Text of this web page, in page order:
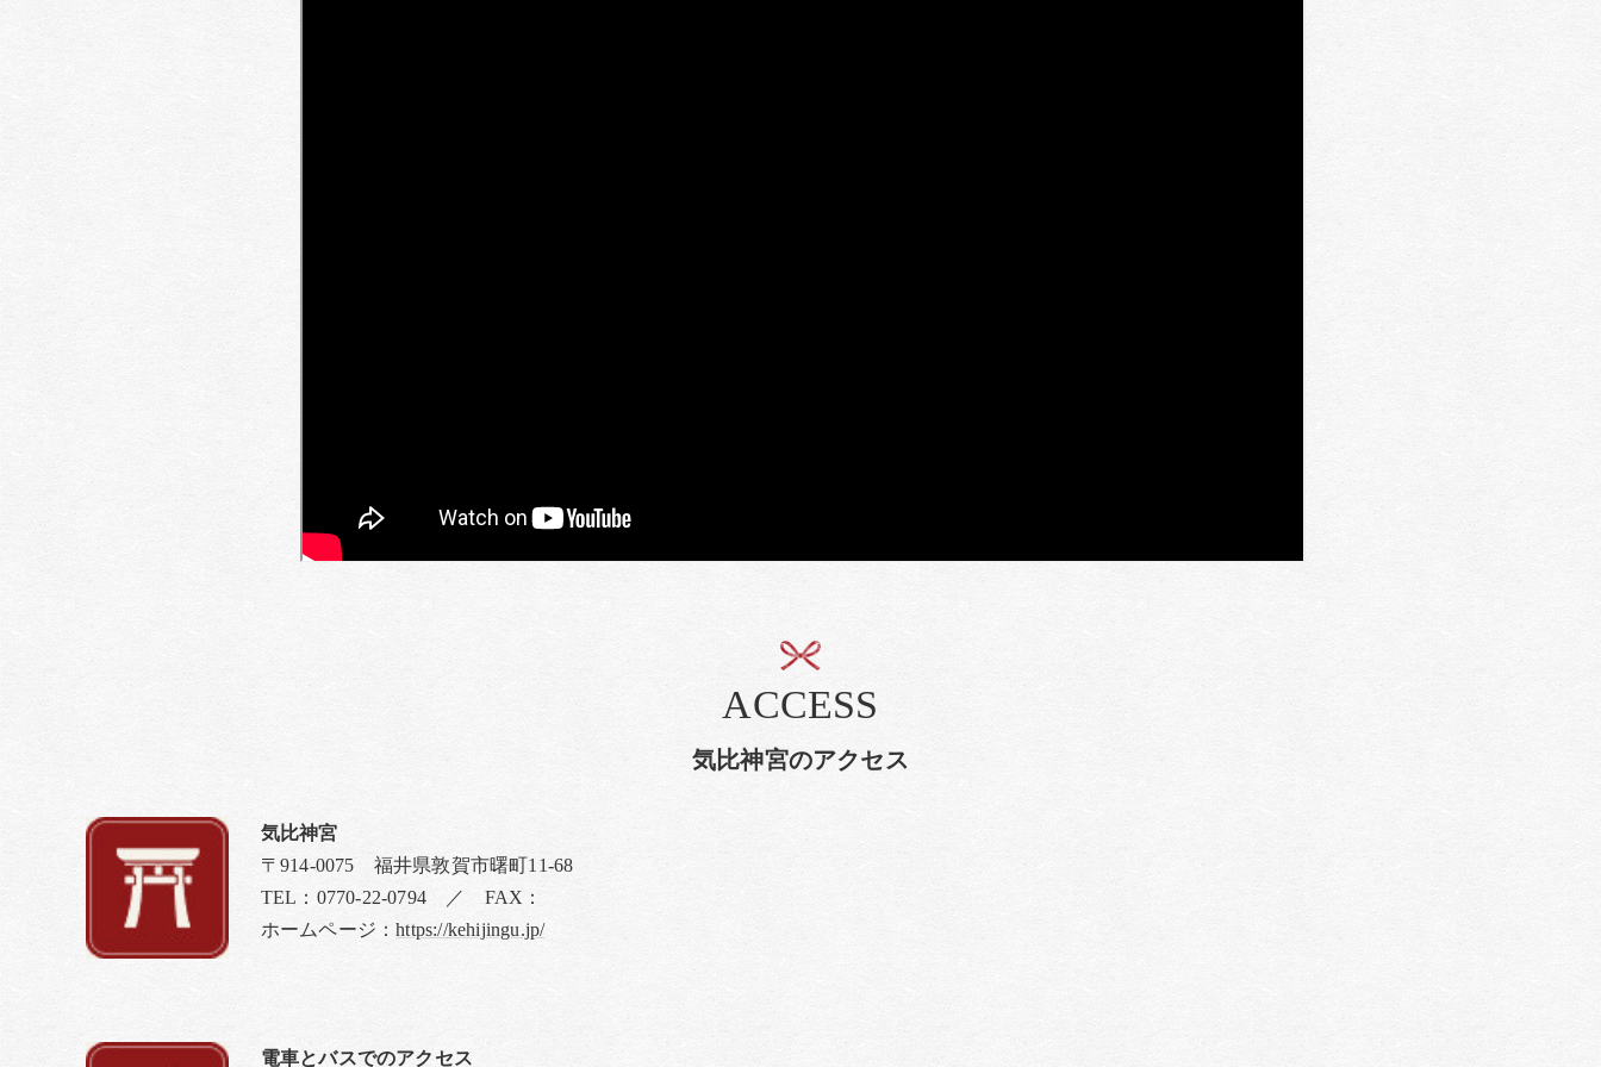
気比神宮のアクセス
ACCESS
気比神宮
〒914-0075 福井県敦賀市曙町11-68
TEL：0770-22-0794 ／ FAX：
ホームページ：https://kehijingu.jp/
電車とバスでのアクセス